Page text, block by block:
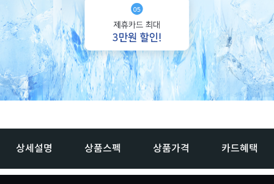
상세설명 상품스펙 상품가격 카드혜택